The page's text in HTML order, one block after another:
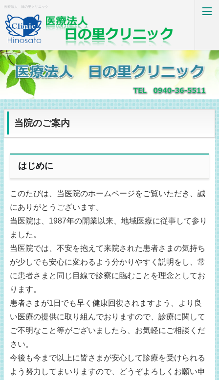
医療法人 日の里クリニック
トップページ
交通案内
お問い合わせ
ホーム
RSS購読
サイトマップ
当院のご案内
はじめに
このたびは、当医院のホームページをご覧いただき、誠
にありがとうございます。
当医院は、1987年の開業以来、地域医療に従事して参り
ました。
当医院では、不安を抱えて来院された患者さまの気持ち
が少しでも安心に変わるよう分かりやすく説明をし、常
に患者さまと同じ目線で診察に臨むことを理念としてお
ります。
患者さまが1日でも早く健康回復されますよう、より良
い医療の提供に取り組んでおりますので、診療に関して
ご不明なこと等がございましたら、お気軽にご相談くだ
さい。
今後も今まで以上に皆さまが安心して診療を受けられる
よう努力してまいりますので、どうぞよろしくお願い申